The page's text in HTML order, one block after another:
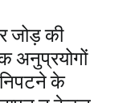
जोड़ की
अनुप्रयोगों
निपटने के